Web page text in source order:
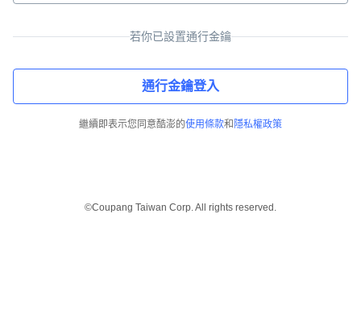
若你已設置通行金鑰
通行金鑰登入
繼續即表示您同意酷澎的使用條款和 隱私權政策
©Coupang Taiwan Corp. All rights reserved.